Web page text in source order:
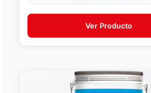
Ver Producto